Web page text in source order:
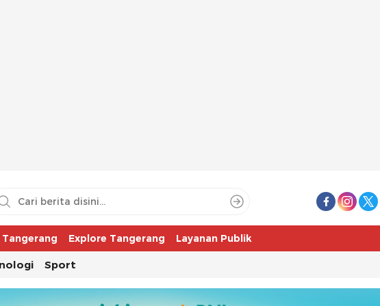
Explore Tangerang Layanan Publik
Sport